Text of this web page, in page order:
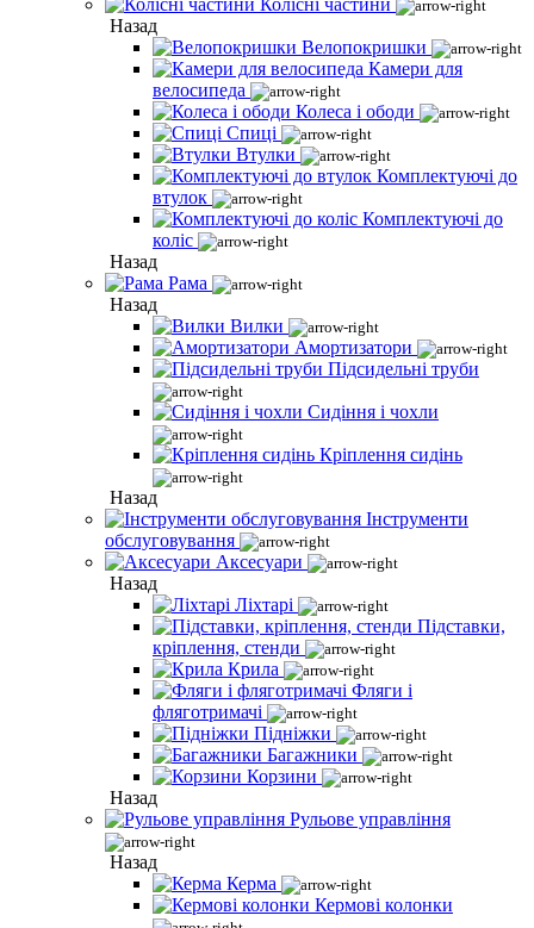
Колісні частини
Назад
Велопокришки
Камери для
велосипеда
Колеса і ободи
Спиці
Втулки
Комплектуючі до
втулок
Комплектуючі до
коліс
Назад
Рама
Назад
Вилки
Амортизатори
Підсидельні труби
Сидіння і чохли
Кріплення сидінь
Назад
Інструменти
обслуговування
Аксесуари
Назад
Ліхтарі
Підставки,
кріплення, стенди
Крила
Фляги і
фляготримачі
Підніжки
Багажники
Корзини
Назад
Рульове управління
Назад
Керма
Кермові колонки